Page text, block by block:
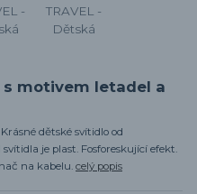
motivem letadel a
dětské svítidlo od
je plast. Fosforeskující efekt.
na kabelu. celý popis